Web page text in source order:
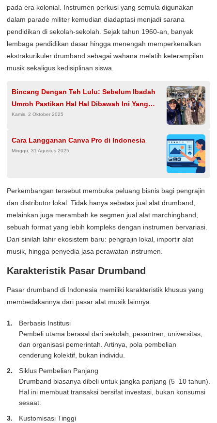
pada era kolonial. Instrumen perkusi yang semula digunakan
dalam parade militer kemudian diadaptasi menjadi sarana
pendidikan di sekolah-sekolah. Sejak tahun 1960-an, banyak
lembaga pendidikan dasar hingga menengah memperkenalkan
ekstrakurikuler drumband sebagai wahana melatih keterampilan
musik sekaligus kedisiplinan siswa.
Bincang Dengan Teh Lulu: Sebelum Ibadah
Umroh Pastikan Hal Hal Dibawah Ini Yang
Kadang Dilupakan
Kamis, 2 Oktober 2025
Cara Langganan Canva Pro di Indonesia
Minggu, 31 Agustus 2025
Perkembangan tersebut membuka peluang bisnis bagi pengrajin
dan distributor lokal. Tidak hanya sebatas jual alat drumband,
melainkan juga merambah ke segmen jual alat marchingband,
sebuah format yang lebih kompleks dengan instrumen bervariasi.
Dari sinilah lahir ekosistem baru: pengrajin lokal, importir alat
musik, hingga penyedia jasa perawatan instrumen.
Karakteristik Pasar Drumband
Pasar drumband di Indonesia memiliki karakteristik khusus yang
membedakannya dari pasar alat musik lainnya.
Berbasis Institusi
Pembeli utama berasal dari sekolah, pesantren, universitas,
dan organisasi pemerintah. Artinya, pola pembelian
cenderung kolektif, bukan individu.
Siklus Pembelian Panjang
Drumband biasanya dibeli untuk jangka panjang (5–10 tahun).
Hal ini membuat transaksi bersifat investasi, bukan konsumsi
sesaat.
Kustomisasi Tinggi